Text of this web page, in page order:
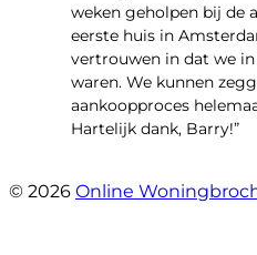
weken geholpen bij de
eerste huis in
vertrouwen in dat we
waren. We kunnen
aankoopproces
Hartelijk dank, Barry!”
© 2026 Online